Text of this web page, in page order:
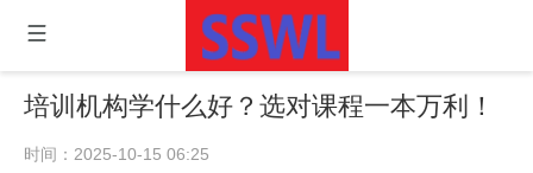
培训机构学什么好？选对课程一本万利！
时间：2025-10-15 06:25